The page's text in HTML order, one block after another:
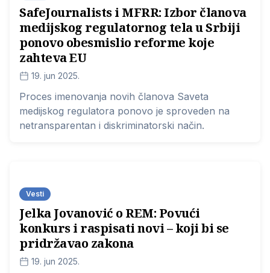
SafeJournalists i MFRR: Izbor članova
medijskog regulatornog tela u Srbiji
ponovo obesmislio reforme koje
zahteva EU
19. jun 2025.
Proces imenovanja novih članova Saveta
medijskog regulatora ponovo je sproveden na
netransparentan i diskriminatorski način.
Vesti
Jelka Jovanović o REM: Povući
konkurs i raspisati novi – koji bi se
pridržavao zakona
19. jun 2025.